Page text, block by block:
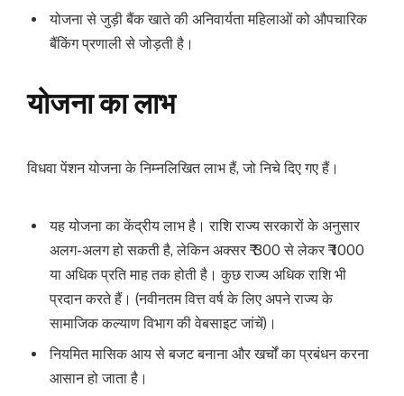
योजना से जुड़ी बैंक खाते की अनिवार्यता महिलाओं को औपचारिक
बैंकिंग प्रणाली से जोड़ती है।
योजनाका लाभ
विधवा पेंशन योजना के निम्नलिखित लाभ हैं, जो निचे दिए गए हैं।
यह योजना का केंद्रीय लाभ है। राशि राज्य सरकारों के अनुसार
अलग-अलग हो सकती है, लेकिन अक्सर ₹ 300 से लेकर ₹ 1000
या अधिक प्रति माह तक होती है। कुछ राज्य अधिक राशि भी
प्रदान करते हैं। (नवीनतम वित्त वर्ष के लिए अपने राज्य के
सामाजिक कल्याण विभाग की वेबसाइट जांचें)।
नियमित मासिक आय से बजट बनाना और खर्चों का प्रबंधन करना
आसान हो जाता है।